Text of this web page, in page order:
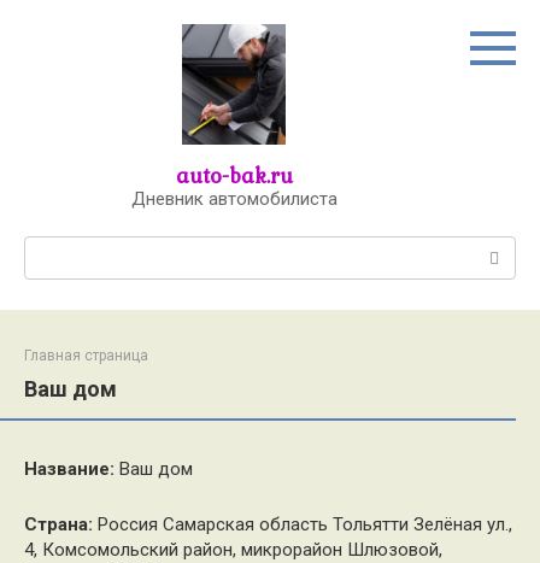
auto-bak.ru
Дневник автомобилиста
Главная страница
Ваш дом
Название: Ваш дом
Страна: Россия Самарская область Тольятти Зелёная ул.,
4, Комсомольский район, микрорайон Шлюзовой,